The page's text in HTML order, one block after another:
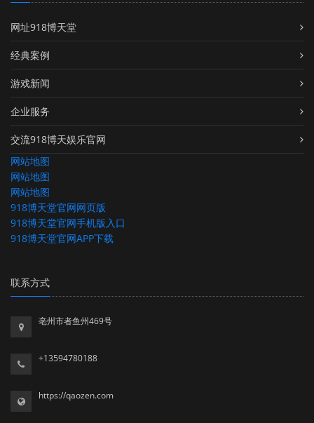
网址918博天堂
经典案例
游戏新闻
企业服务
交流918博天娱乐官网
网站地图
网站地图
网站地图
918博天堂官网网页版
918博天堂官网手机版入口
918博天堂官网APP下载
联系方式
亳州市者鱼州469号
+13594780188
https://qaozen.com